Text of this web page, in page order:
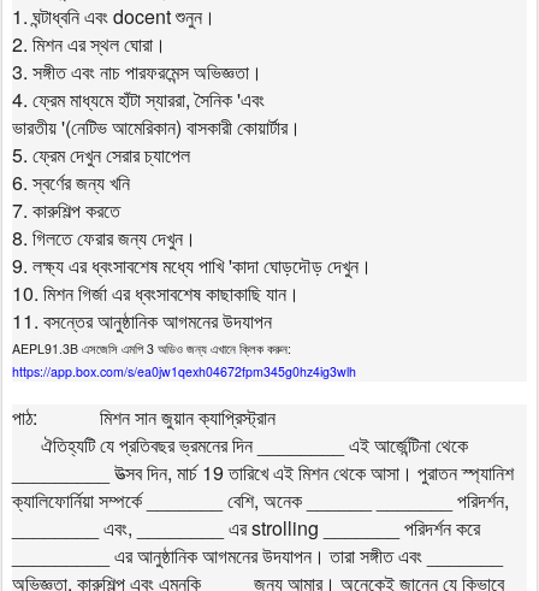
1.ঘন্টাধ্বনি এবং docent শুনুন।
2. মিশন এর স্থল ঘোরা।
3. সঙ্গীত এবং নাচ পারফরমেন্স অভিজ্ঞতা।
4. ফ্রেম মাধ্যমে হাঁটা স্যাররা,সৈনিক 'এবং
ভারতীয় '(নেটিভ আমেরিকান) বাসকারী কোয়ার্টার।
5. ফ্রেম দেখুন সেরার চ্যাপেল
6.স্বর্ণের জন্য খনি
7. কারুশিল্প করতে
8. গিলতে ফেরার জন্য দেখুন।
9. লক্ষ্য এর ধ্বংসাবশেষ মধ্যে পাখি'কাদা ঘোড়দৌড় দেখুন।
10. মিশন গির্জা এর ধ্বংসাবশেষ কাছাকাছি যান।
11. বসন্তের আনুষ্ঠানিক আগমনের উদযাপন
AEPL91.3B এসজেসি এমপি3 অডিও জন্য এখানে ক্লিক করুন:
https://app.box.com/s/ea0jw1qexh04672fpm345g0hz4ig3wlh
পাঠ: মিশন সান জুয়ান ক্যাপ্রিস্ট্রান
ঐতিহ্যটি যে প্রতিবছর ভ্রমনের দিন এই আর্জেন্টিনা থেকে
উত্সব দিন, মার্চ19তারিখে এই মিশন থেকে আসা। পুরাতন স্প্যানিশ
ক্যালিফোর্নিয়া সম্পর্কে_______ বেশি, অনেক পরিদর্শন,
এবং, ________ এরstrolling _______ পরিদর্শন করে
এর আনুষ্ঠানিক আগমনের উদযাপন। তারা সঙ্গীত এবং
অভিজ্ঞতা, কারুশিল্প এবং এমনকি জন্য আমার। অনেকেই জানেন যে কিভাবে